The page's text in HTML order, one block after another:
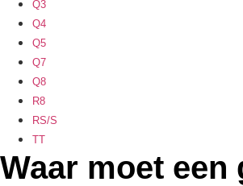
Q3
Q4
Q5
Q7
Q8
R8
RS/S
TT
Waar moet een